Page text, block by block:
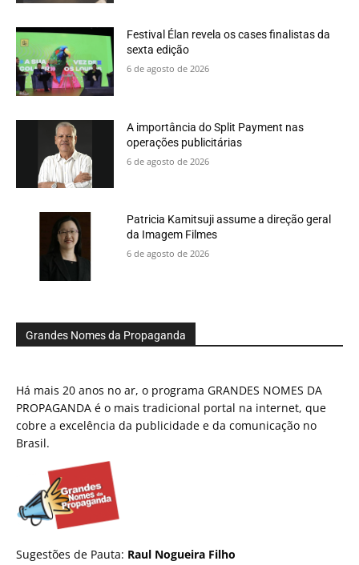
Festival Élan revela os cases finalistas da
sexta edição
6 de agosto de 2026
A importância do Split Payment nas
operações publicitárias
6 de agosto de 2026
Patricia Kamitsuji assume a direção geral
da Imagem Filmes
6 de agosto de 2026
Grandes Nomes da Propaganda
Há mais 20 anos no ar, o programa GRANDES NOMES DA
PROPAGANDA é o mais tradicional portal na internet, que
cobre a excelência da publicidade e da comunicação no
Brasil.
Sugestões de Pauta: Raul Nogueira Filho